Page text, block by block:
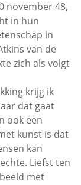
november 48,
in hun
in
van de
zich als volgt
krijg ik
dat gaat
ook een
kunst is dat
kan
Liefst ten
met